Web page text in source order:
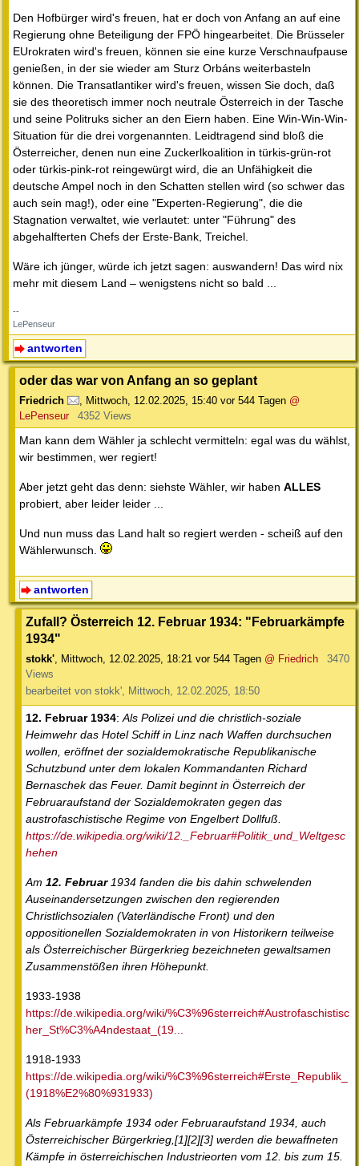
Den Hofbürger wird's freuen, hat er doch von Anfang an auf eine
Regierung ohne Beteiligung der FPÖ hingearbeitet. Die Brüsseler
EUrokraten wird's freuen, können sie eine kurze Verschnaufpause
genießen, in der sie wieder am Sturz Orbáns weiterbasteln
können. Die Transatlantiker wird's freuen, wissen Sie doch, daß
sie des theoretisch immer noch neutrale Österreich in der Tasche
und seine Politruks sicher an den Eiern haben. Eine Win-Win-Win-
Situation für die drei vorgenannten. Leidtragend sind bloß die
Österreicher, denen nun eine Zuckerlkoalition in türkis-grün-rot
oder türkis-pink-rot reingewürgt wird, die an Unfähigkeit die
deutsche Ampel noch in den Schatten stellen wird (so schwer das
auch sein mag!), oder eine "Experten-Regierung", die die
Stagnation verwaltet, wie verlautet: unter "Führung" des
abgehalfterten Chefs der Erste-Bank, Treichel.
Wäre ich jünger, würde ich jetzt sagen: auswandern! Das wird nix
mehr mit diesem Land – wenigstens nicht so bald ...
--
LePenseur
antworten
oder das war von Anfang an so geplant
Friedrich , Mittwoch, 12.02.2025, 15:40 vor 544 Tagen @
LePenseur
4352 Views
Man kann dem Wähler ja schlecht vermitteln: egal was du wählst,
wir bestimmen, wer regiert!
Aber jetzt geht das denn: siehste Wähler, wir haben ALLES
probiert, aber leider leider ...
Und nun muss das Land halt so regiert werden - scheiß auf den
Wählerwunsch.
antworten
Zufall? Österreich 12. Februar 1934: "Februarkämpfe
1934"
stokk', Mittwoch, 12.02.2025, 18:21 vor 544 Tagen @ Friedrich
3470
Views
bearbeitet von stokk', Mittwoch, 12.02.2025, 18:50
12. Februar 1934: Als Polizei und die christlich-soziale
Heimwehr das Hotel Schiff in Linz nach Waffen durchsuchen
wollen, eröffnet der sozialdemokratische Republikanische
Schutzbund unter dem lokalen Kommandanten Richard
Bernaschek das Feuer. Damit beginnt in Österreich der
Februaraufstand der Sozialdemokraten gegen das
austrofaschistische Regime von Engelbert Dollfuß.
https://de.wikipedia.org/wiki/12._Februar#Politik_und_Weltgesc
hehen
Am 12. Februar1934 fanden die bis dahin schwelenden
Auseinandersetzungen zwischen den regierenden
Christlichsozialen (Vaterländische Front) und den
oppositionellen Sozialdemokraten in von Historikern teilweise
als Österreichischer Bürgerkrieg bezeichneten gewaltsamen
Zusammenstößen ihren Höhepunkt.
1933-1938
https://de.wikipedia.org/wiki/%C3%96sterreich#Austrofaschistisc
her_St%C3%A4ndestaat_(19...
1918-1933
https://de.wikipedia.org/wiki/%C3%96sterreich#Erste_Republik_
(1918%E2%80%931933)
Als Februarkämpfe 1934 oder Februaraufstand 1934, auch
Österreichischer Bürgerkrieg,[1][2][3] werden die bewaffneten
Kämpfe in österreichischen Industrieorten vom 12. bis zum 15.